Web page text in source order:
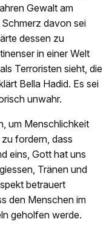
Gewalt am
davon sei
dessen zu
in einer Welt
Terroristen sieht, die
Bella Hadid. Es sei
unwahr.
um Menschlichkeit
fordern, dass
eins, Gott hat uns
Tränen und
betrauert
den Menschen im
geholfen werde.